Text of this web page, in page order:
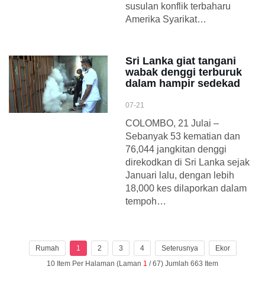
susulan konflik terbaharu
Amerika Syarikat…
Sri Lanka giat tangani
wabak denggi terburuk
dalam hampir sedekad
07-21
COLOMBO, 21 Julai –
Sebanyak 53 kematian dan
76,044 jangkitan denggi
direkodkan di Sri Lanka sejak
Januari lalu, dengan lebih
18,000 kes dilaporkan dalam
tempoh…
Rumah 1 2 3 4 Seterusnya
Ekor
10 Item Per Halaman (Laman 1 / 67) Jumlah 663 Item